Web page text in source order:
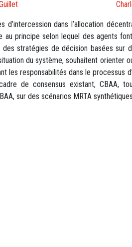
d’intercession dans l’allocation
au principe selon lequel des agents
stratégies de décision basées
du système, souhaitent
les responsabilités dans le
de consensus existant,
sur des scénarios MRTA